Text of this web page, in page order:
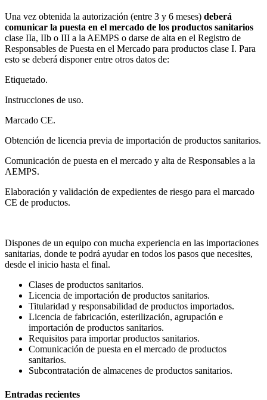
Una vez obtenida la autorización (entre 3 y 6 meses) deberá
comunicar la puesta en el mercado de los productos sanitarios
clase IIa, IIb o III a la AEMPS o darse de alta en el Registro de
Responsables de Puesta en el Mercado para productos clase I. Para
esto se deberá disponer entre otros datos de:
Etiquetado.
Instrucciones de uso.
Marcado CE.
Obtención de licencia previa de importación de productos sanitarios.
Comunicación de puesta en el mercado y alta de Responsables a la
AEMPS.
Elaboración y validación de expedientes de riesgo para el marcado
CE de productos.
Dispones de un equipo con mucha experiencia en las importaciones
sanitarias, donde te podrá ayudar en todos los pasos que necesites,
desde el inicio hasta el final.
Clases de productos sanitarios.
Licencia de importación de productos sanitarios.
Titularidad y responsabilidad de productos importados.
Licencia de fabricación, esterilización, agrupación e
importación de productos sanitarios.
Requisitos para importar productos sanitarios.
Comunicación de puesta en el mercado de productos
sanitarios.
Subcontratación de almacenes de productos sanitarios.
Entradas recientes